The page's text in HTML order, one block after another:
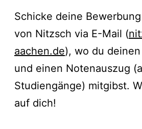
Schicke deine
von Nitzsch via E-Mail (
aachen.de), wo du
und einen Notenauszug
Studiengänge) mitgibst.
auf dich!